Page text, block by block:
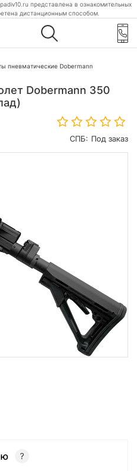
представлена в ознакомительных
дистанционным способом.
пневматические Dobermann
Dobermann 350
СПБ: Под заказ